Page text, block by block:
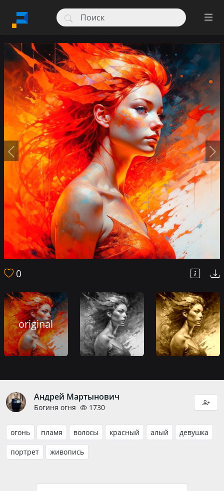
0
original
Андрей Мартынович
Богиня огня 1730
огонь пламя волосы красный алый девушка
портрет живопись